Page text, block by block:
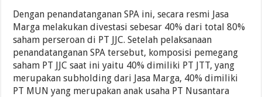
Dengan penandatanganan SPA ini, secara resmi Jasa
Marga melakukan divestasi sebesar 40% dari total 80%
saham perseroan di PT JJC. Setelah pelaksanaan
penandatanganan SPA tersebut, komposisi pemegang
saham PT JJC saat ini yaitu 40% dimiliki PT JTT, yang
merupakan subholding dari Jasa Marga, 40% dimiliki
PT MUN yang merupakan anak usaha PT Nusantara